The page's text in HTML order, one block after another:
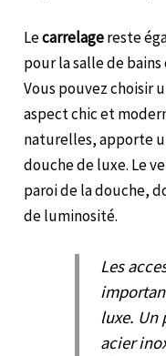
Lecarrelagereste
pour la salle de
Vous pouvez choisir
aspect chic et
naturelles, apporte
douche de luxe. Le
paroi de la douche,
de luminosité.
Les
luxe. Un
acier